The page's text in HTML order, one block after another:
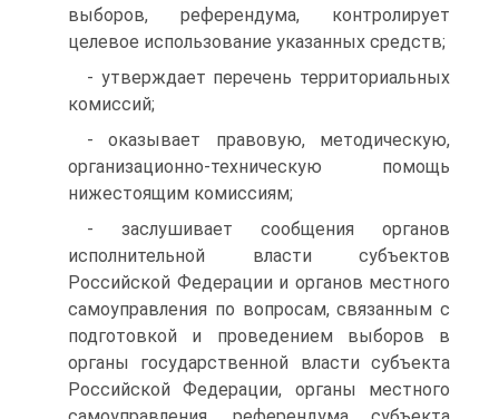
выборов, референдума, контролирует
целевое использование указанных средств;
- утверждает перечень территориальных
комиссий;
- оказывает правовую, методическую,
организационно-техническую помощь
нижестоящим комиссиям;
- заслушивает сообщения органов
исполнительной власти субъектов
Российской Федерации и органов местного
самоуправления по вопросам, связанным с
подготовкой и проведением выборов в
органы государственной власти субъекта
Российской Федерации, органы местного